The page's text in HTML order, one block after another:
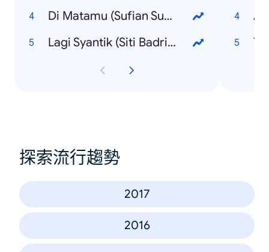
Di Matamu (Sufian Suhaimi)
Lagi Syantik (Siti Badriah)
探索流行趨勢
2017
2016